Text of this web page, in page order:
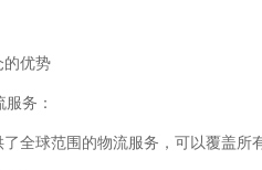
的优势
务：
全球范围的物流服务，可以覆盖所